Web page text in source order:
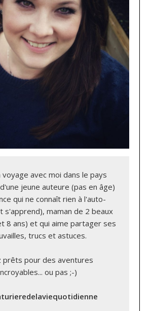
avec moi dans le pays
jeune auteure (pas en âge)
qui ne connaît rien à l'auto-
s'apprend), maman de 2 beaux
8 ans) et qui aime partager ses
trucs et astuces.
prêts pour des aventures
ou pas ;-)